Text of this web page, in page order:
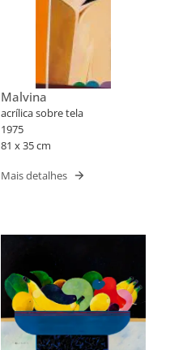
Malvina
acrílica sobre tela
1975
81 x 35 cm
Mais detalhes